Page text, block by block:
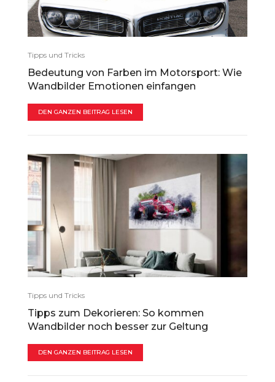
Tipps und Tricks
Bedeutung von Farben im Motorsport: Wie
Wandbilder Emotionen einfangen
DEN GANZEN BEITRAG LESEN
Tipps und Tricks
Tipps zum Dekorieren: So kommen
Wandbilder noch besser zur Geltung
DEN GANZEN BEITRAG LESEN